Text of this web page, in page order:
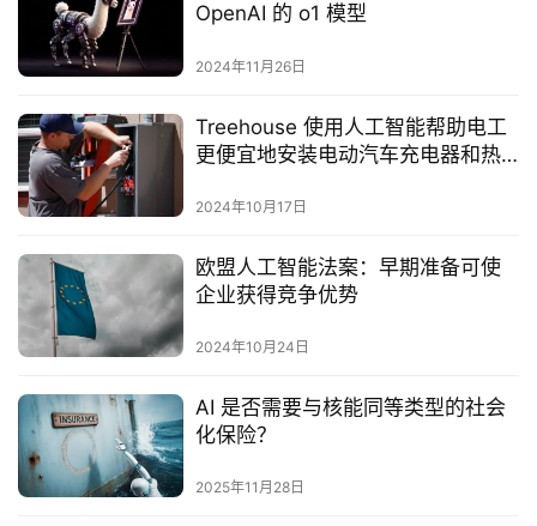
OpenAI 的 o1 模型
2024年11月26日
Treehouse 使用人工智能帮助电工
更便宜地安装电动汽车充电器和热
2024年10月17日
欧盟人工智能法案：早期准备可使
企业获得竞争优势
2024年10月24日
AI 是否需要与核能同等类型的社会
化保险？
2025年11月28日